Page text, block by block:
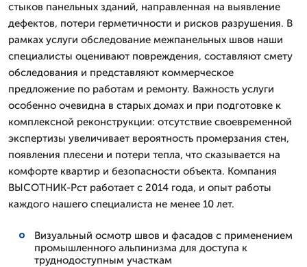
стыков панельных зданий, направленная на выявление
дефектов, потери герметичности и рисков разрушения. В
рамках услуги обследование межпанельных швов наши
специалисты оценивают повреждения, составляют смету
обследования и представляют коммерческое
предложение по работам и ремонту. Важность услуги
особенно очевидна в старых домах и при подготовке к
комплексной реконструкции: отсутствие своевременной
экспертизы увеличивает вероятность промерзания стен,
появления плесени и потери тепла, что сказывается на
комфорте квартир и безопасности объекта. Компания
ВЫСОТНИК-Рст работает с 2014 года, и опыт работы
каждого нашего специалиста не менее 10 лет.
Визуальный осмотр швов и фасадов с применением
промышленного альпинизма для доступа к
труднодоступным участкам